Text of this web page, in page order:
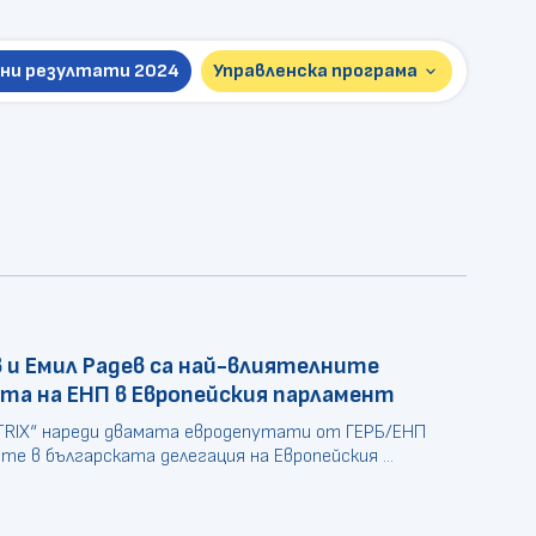
резултати 2024 Управленска програма keyboard_arrow_down
и Емил Радев са най-влиятелните
на ЕНП в Европейския парламент
нареди двамата евродепутати от ГЕРБ/ЕНП
в българската делегация на Европейския ...